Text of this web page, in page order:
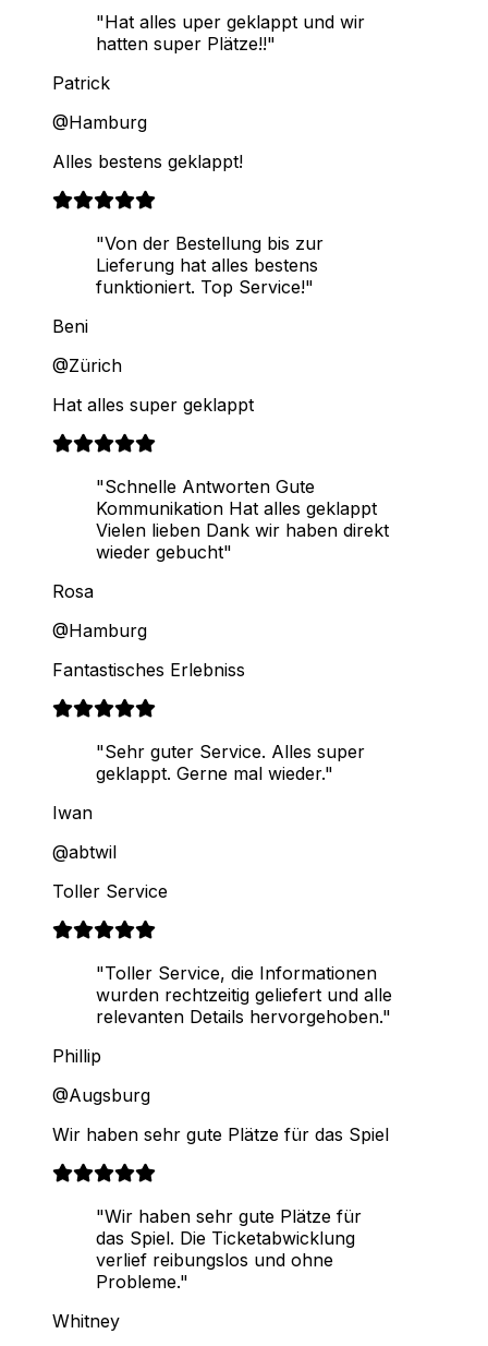
"Hat alles uper geklappt und wir
hatten super Plätze!!"
Patrick
@Hamburg
Alles bestens geklappt!
"Von der Bestellung bis zur
Lieferung hat alles bestens
funktioniert. Top Service!"
Beni
@Zürich
Hat alles super geklappt
"Schnelle Antworten Gute
Kommunikation Hat alles geklappt
Vielen lieben Dank wir haben direkt
wieder gebucht"
Rosa
@Hamburg
Fantastisches Erlebniss
"Sehr guter Service. Alles super
geklappt. Gerne mal wieder."
Iwan
@abtwil
Toller Service
"Toller Service, die Informationen
wurden rechtzeitig geliefert und alle
relevanten Details hervorgehoben."
Phillip
@Augsburg
Wir haben sehr gute Plätze für das Spiel
"Wir haben sehr gute Plätze für
das Spiel. Die Ticketabwicklung
verlief reibungslos und ohne
Probleme."
Whitney